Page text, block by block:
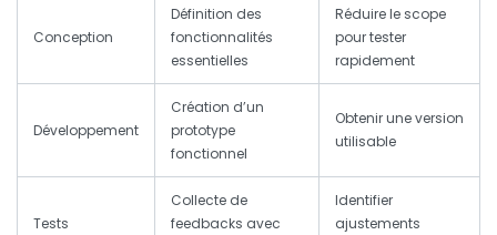
Conception
Définition des
fonctionnalités
essentielles
Réduire le scope
pour tester
rapidement
Développement
Création d’un
prototype
fonctionnel
Obtenir une version
utilisable
Tests
Collecte de
feedbacks avec
Identifier
ajustements